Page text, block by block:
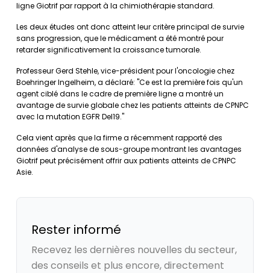
ligne Giotrif par rapport à la chimiothérapie standard.
Les deux études ont donc atteint leur critère principal de survie
sans progression, que le médicament a été montré pour
retarder significativement la croissance tumorale.
Professeur Gerd Stehle, vice-président pour l'oncologie chez
Boehringer Ingelheim, a déclaré: "Ce est la première fois qu'un
agent ciblé dans le cadre de première ligne a montré un
avantage de survie globale chez les patients atteints de CPNPC
avec la mutation EGFR Del19."
Cela vient après que la firme a récemment rapporté des
données d'analyse de sous-groupe montrant les avantages
Giotrif peut précisément offrir aux patients atteints de CPNPC
Asie.
Rester informé
Recevez les dernières nouvelles du secteur,
des conseils et plus encore, directement